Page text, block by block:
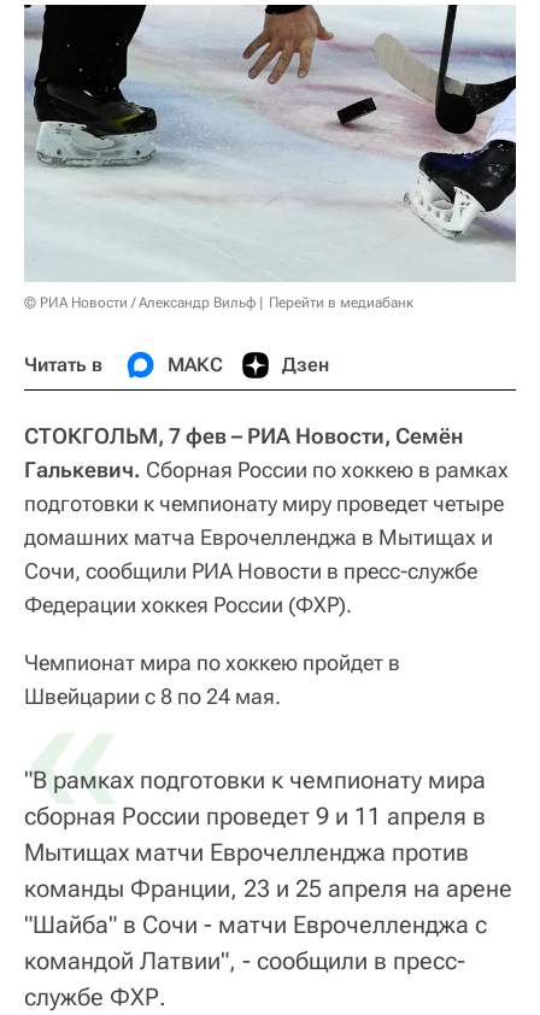
© РИА Новости / Александр Вильф Перейти в медиабанк
Читать в МАКС Дзен
СТОКГОЛЬМ, 7 фев – РИА Новости, Семён
Галькевич. Сборная России по хоккею в рамках
подготовки к чемпионату миру проведет четыре
домашних матча Еврочелленджа в Мытищах и
Сочи, сообщили РИА Новости в пресс-службе
Федерации хоккея России (ФХР).
Чемпионат мира по хоккею пройдет в
Швейцарии с 8 по 24 мая.
«
"В рамках подготовки к чемпионату мира
сборная России проведет 9 и 11 апреля в
Мытищах матчи Еврочелленджа против
команды Франции, 23 и 25 апреля на арене
"Шайба" в Сочи - матчи Еврочелленджа с
командой Латвии", - сообщили в пресс-
службе ФХР.